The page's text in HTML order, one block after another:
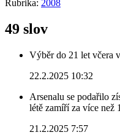
Rubrika: 2008
49 slov
Výběr do 21 let včera
22.2.2025 10:32
Arsenalu se podařilo
létě zamíří za více než
21.2.2025 7:57